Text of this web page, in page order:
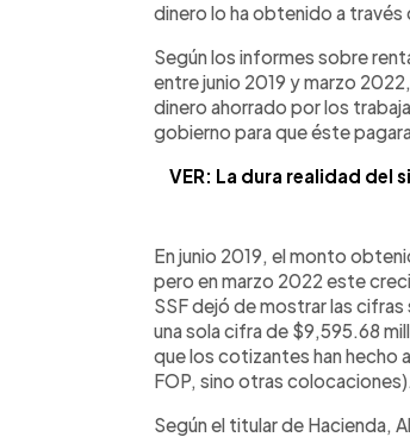
dinero lo ha obtenido a través
Según los informes sobre
entre junio 2019 y marzo
dinero ahorrado por los
gobierno para que éste
VER: La dura realidad del
En junio 2019, el monto
pero en marzo 2022 este
SSF dejó de mostrar las
una sola cifra de $9,595.68
que los cotizantes han hecho
FOP, sino otras colocaciones).
Según el titular de Hacienda,